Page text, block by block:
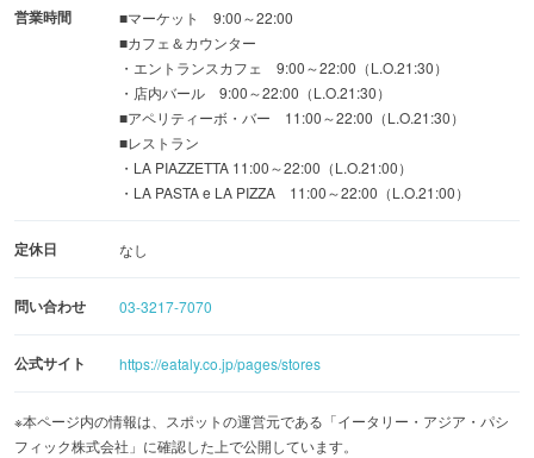
イタリア語で“小さな広場”を意味するアペリティーボ・バ
ー「LA PIAZZETTA（ラ・ピアツェッタ）」も備え、ワイ
ンやイタリアン・カクテルを片手にカジュアルに食事を楽
しめる場となっています。
店内奥の「LA PASTA e LA PIZZA（ラ・パスタ・エ・ラ・
ピッツァ）」は、その名の通りパスタやピッツァが自慢の
レストラン。イタリア直輸入の食材をふんだんに使った伝
菜やセコンド、ドルチェなどを加えたコース料理も楽しめ
レストラン＆カフェで美味しかった食材やワインは、マー
ケットで購入して自宅で再び楽むことができるのも同店の
営業時間
■マーケット 9:00～22:00
■カフェ＆カウンター
・エントランスカフェ 9:00～22:00（L.O.21:30）
・店内バール 9:00～22:00（L.O.21:30）
■アペリティーボ・バー 11:00～22:00（L.O.21:30）
■レストラン
・LA PIAZZETTA 11:00～22:00（L.O.21:00）
・LA PASTA e LA PIZZA 11:00～22:00（L.O.21:00）
定休日 なし
問い合わせ 03-3217-7070
公式サイト https://eataly.co.jp/pages/stores
※本ページ内の情報は、スポットの運営元である「イータリー・アジア・パシ
フィック株式会社」に確認した上で公開しています。